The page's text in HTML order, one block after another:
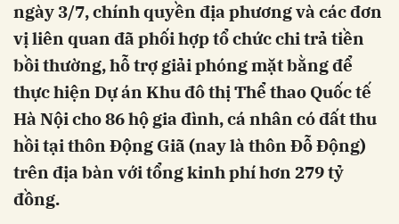
ngày 3/7, chính quyền địa phương và các đơn
vị liên quan đã phối hợp tổ chức chi trả tiền
bồi thường, hỗ trợ giải phóng mặt bằng để
thực hiện Dự án Khu đô thị Thể thao Quốc tế
Hà Nội cho 86 hộ gia đình, cá nhân có đất thu
hồi tại thôn Động Giã (nay là thôn Đỗ Động)
trên địa bàn với tổng kinh phí hơn 279 tỷ
đồng.